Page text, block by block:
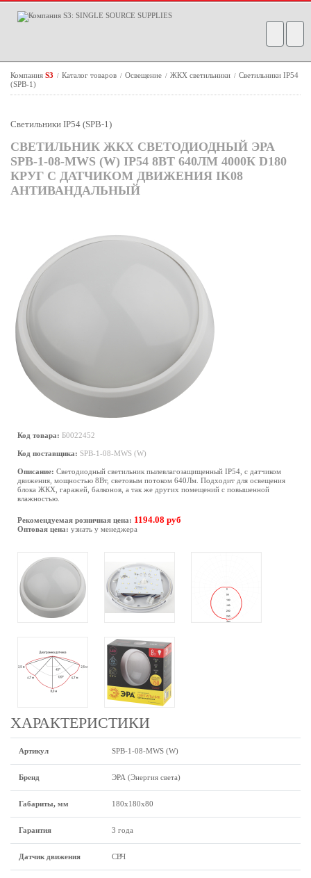
Компания S3 / Каталог товаров / Освещение / ЖКХ светильники / Светильники IP54
(SPB-1)
Светильники IP54 (SPB-1)
СВЕТИЛЬНИК ЖКХ СВЕТОДИОДНЫЙ ЭРА
SPB-1-08-MWS (W) IP54 8ВТ 640ЛМ 4000К D180
КРУГ С ДАТЧИКОМ ДВИЖЕНИЯ IK08
АНТИВАНДАЛЬНЫЙ
Код товара: Б0022452
Код поставщика: SPB-1-08-MWS (W)
Описание: Светодиодный светильник пылевлагозащищенный IP54, с датчиком
движения, мощностью 8Вт, световым потоком 640Лм. Подходит для освещения
блока ЖКХ, гаражей, балконов, а так же других помещений с повышенной
влажностью.
Рекомендуемая розничная цена: 1194.08 руб
Оптовая цена: узнать у менеджера
ХАРАКТЕРИСТИКИ
Артикул SPB-1-08-MWS (W)
Бренд ЭРА (Энергия света)
Габариты, мм 180х180х80
Гарантия 3 года
Датчик движения СВЧ